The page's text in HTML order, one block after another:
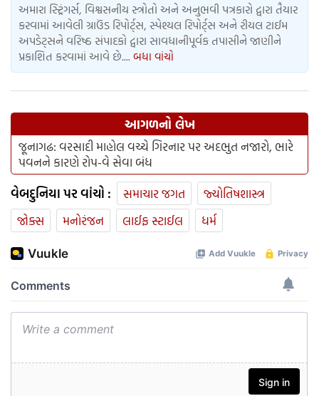
અમારા સ્ટ્રિંગર્સ, વિશ્વસનીય સ્ત્રોતો અને અનુભવી પત્રકારો દ્વારા તૈયાર
કરવામાં આવેલી ગ્રાઉંડ રિપોર્ટ્સ, સ્પેશ્યલ રિપોર્ટ્સ અને રીયલ ટાઈમ
અપડેટ્સને વરિષ્ઠ સંપાદકો દ્વારા સાવધાનીપૂર્વક તપાસીને જાણીને
પ્રકાશિત કરવામાં આવે છે.... બધા વાંચો
આગળનો લેખ
જૂનાગઢ: વરસાદી માહોલ વચ્ચે ગિરનાર પર અદભુત નજારો, ભારે
પવનને કારણે રોપ-વે સેવા બંધ
વેબદુનિયા પર વાંચો : સમાચાર જગત
જ્યોતિષશાસ્ત્ર
જોક્સ
મનોરંજન લાઈફ સ્ટાઈલ ધર્મ